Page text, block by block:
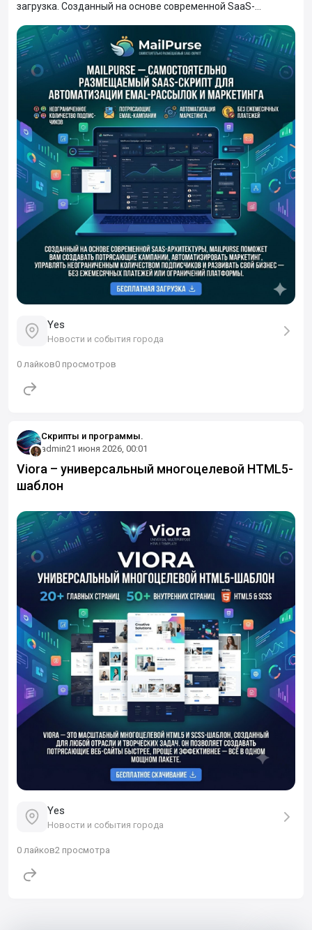
загрузка. Созданный на основе современной SaaS-
потрясающие кампании, автоматизировать маркетинг,
управлять неограниченным количеством подписчиков и
развивать свой бизнес — без ежемесячных платежей или
ограничений платформы.
Yes
Новости и события города
0 лайков0 просмотров
Скрипты и программы.
admin21 июня 2026, 00:01
Viora – универсальный многоцелевой HTML5-
шаблон
Yes
Новости и события города
0 лайков2 просмотра